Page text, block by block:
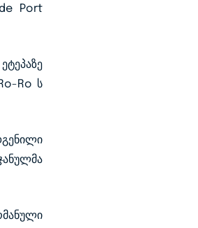
Port
Ro ს